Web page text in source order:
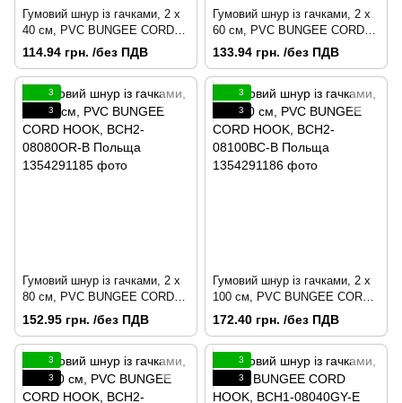
Гумовий шнур із гачками, 2 х
40 см, PVC BUNGEE CORD
HOOK, BCH2-08040GY-B
114.94 грн. /без ПДВ
Гумовий шнур із гачками, 2 х
60 см, PVC BUNGEE CORD
HOOK, BCH2-08060OR-B
133.94 грн. /без ПДВ
3
3
Гумовий шнур із гачками, 2 х
80 см, PVC BUNGEE CORD
HOOK, BCH2-08080OR-B
152.95 грн. /без ПДВ
3
3
Гумовий шнур із гачками, 2 х
100 см, PVC BUNGEE CORD
HOOK, BCH2-08100BC-B
172.40 грн. /без ПДВ
3
3
3
3